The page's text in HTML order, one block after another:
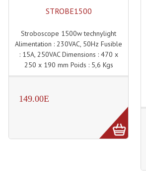
STROBE1500
Stroboscope 1500w technylight
Alimentation : 230VAC, 50Hz Fusible
: 15A, 250VAC Dimensions : 470 x
250 x 190 mm Poids : 5,6 Kgs
149.00E